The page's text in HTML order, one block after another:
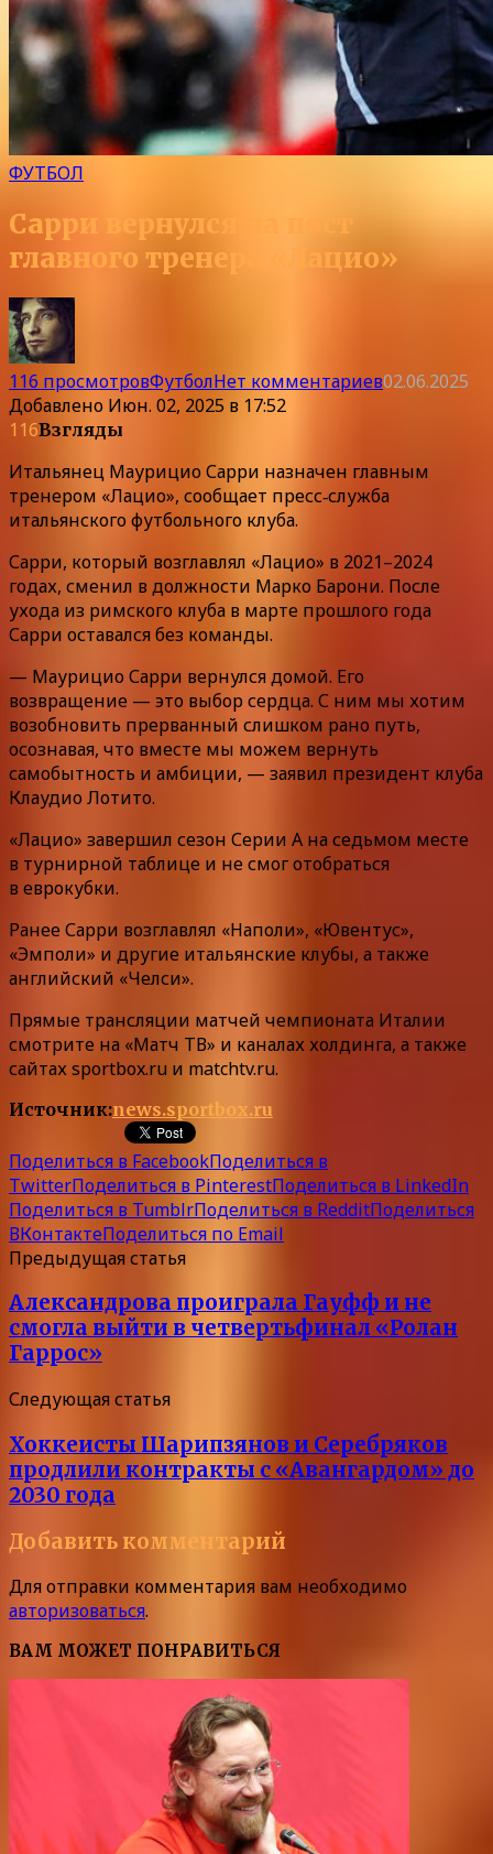
ФУТБОЛ
Сарри вернулся на пост
главного тренера «Лацио»
116 просмотровФутболНет комментариев02.06.2025
Добавлено Июн. 02, 2025 в 17:52
116Взгляды
Итальянец Маурицио Сарри назначен главным
тренером «Лацио», сообщает пресс‑служба
итальянского футбольного клуба.
Сарри, который возглавлял «Лацио» в 2021–2024
годах, сменил в должности Марко Барони. После
ухода из римского клуба в марте прошлого года
Сарри оставался без команды.
— Маурицио Сарри вернулся домой. Его
возвращение — это выбор сердца. С ним мы хотим
возобновить прерванный слишком рано путь,
осознавая, что вместе мы можем вернуть
самобытность и амбиции, — заявил президент клуба
Клаудио Лотито.
«Лацио» завершил сезон Серии А на седьмом месте
в турнирной таблице и не смог отобраться
в еврокубки.
Ранее Сарри возглавлял «Наполи», «Ювентус»,
«Эмполи» и другие итальянские клубы, а также
английский «Челси».
Прямые трансляции матчей чемпионата Италии
смотрите на «Матч ТВ» и каналах холдинга, а также
сайтах sportbox.ru и matchtv.ru.
Источник:news.sportbox.ru
Поделиться в FacebookПоделиться в
TwitterПоделиться в PinterestПоделиться в LinkedIn
Поделиться в TumblrПоделиться в RedditПоделиться
ВКонтактеПоделиться по Email
Предыдущая статья
Александрова проиграла Гауфф и не
смогла выйти в четвертьфинал «Ролан
Гаррос»
Следующая статья
Хоккеисты Шарипзянов и Серебряков
продлили контракты с «Авангардом» до
2030 года
Добавить комментарий
Для отправки комментария вам необходимо
авторизоваться.
ВАМ МОЖЕТ ПОНРАВИТЬСЯ